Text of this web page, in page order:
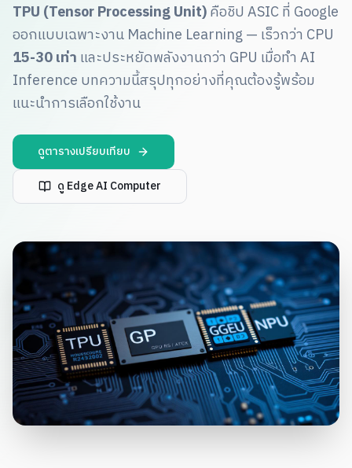
TPU (Tensor Processing Unit)คือชิป ASIC ที่ Google
ออกแบบเฉพาะงาน Machine Learning — เร็วกว่า CPU
15-30 เท่า และประหยัดพลังงานกว่า GPU เมื่อทำ AI
Inference บทความนี้สรุปทุกอย่างที่คุณต้องรู้พร้อม
แนะนำการเลือกใช้งาน
ดูตารางเปรียบเทียบ
ดู Edge AI Computer